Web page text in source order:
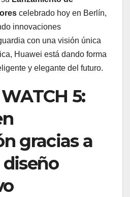
celebrado hoy en Berlín,
innovaciones
con una visión única
Huawei está dando forma
y elegante del futuro.
5:
gracias a